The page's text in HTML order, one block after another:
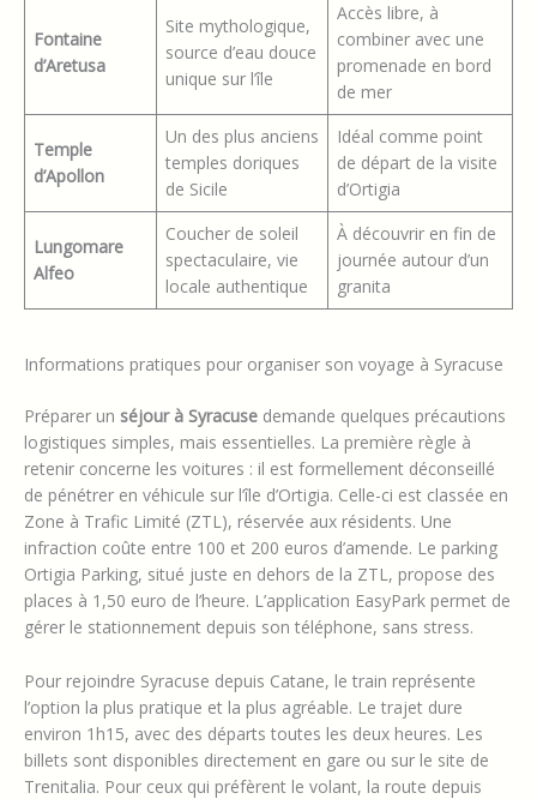
Fontaine
d’Aretusa
Site mythologique,
source d’eau douce
unique sur l’île
Accès libre, à
combiner avec une
promenade en bord
de mer
Temple
d’Apollon
Un des plus anciens
temples doriques
de Sicile
Idéal comme point
de départ de la visite
d’Ortigia
Lungomare
Alfeo
Coucher de soleil
spectaculaire, vie
locale authentique
À découvrir en fin de
journée autour d’un
granita
Informations pratiques pour organiser son voyage à Syracuse
Préparer un séjour à Syracuse demande quelques précautions
logistiques simples, mais essentielles. La première règle à
retenir concerne les voitures : il est formellement déconseillé
de pénétrer en véhicule sur l’île d’Ortigia. Celle-ci est classée en
Zone à Trafic Limité (ZTL), réservée aux résidents. Une
infraction coûte entre 100 et 200 euros d’amende. Le parking
Ortigia Parking, situé juste en dehors de la ZTL, propose des
places à 1,50 euro de l’heure. L’application EasyPark permet de
gérer le stationnement depuis son téléphone, sans stress.
Pour rejoindre Syracuse depuis Catane, le train représente
l’option la plus pratique et la plus agréable. Le trajet dure
environ 1h15, avec des départs toutes les deux heures. Les
billets sont disponibles directement en gare ou sur le site de
Trenitalia. Pour ceux qui préfèrent le volant, la route depuis